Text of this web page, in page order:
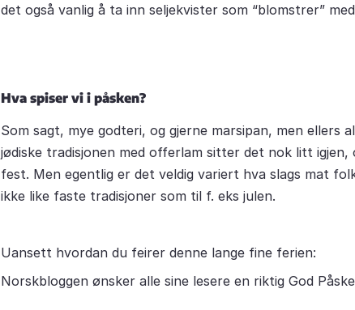
det også vanlig å ta inn seljekvister som “blomstrer”
Hva spiser vi i påsken?
Som sagt, mye godteri, og gjerne marsipan, men ellers
jødiske tradisjonen med offerlam sitter det nok litt igjen,
fest. Men egentlig er det veldig variert hva slags mat
ikke like faste tradisjoner som til f. eks julen.
Uansett hvordan du feirer denne lange fine ferien:
Norskbloggen ønsker alle sine lesere en riktig God